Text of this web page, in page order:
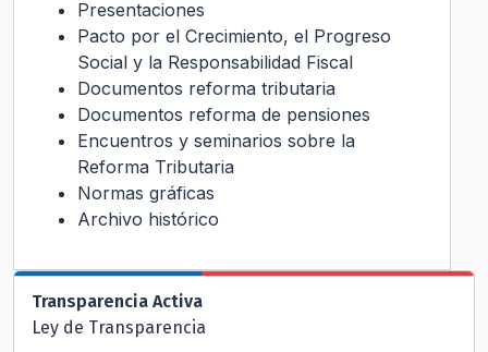
Presentaciones
Pacto por el Crecimiento, el Progreso
Social y la Responsabilidad Fiscal
Documentos reforma tributaria
Documentos reforma de pensiones
Encuentros y seminarios sobre la
Reforma Tributaria
Normas gráficas
Archivo histórico
Transparencia Activa
Ley de Transparencia